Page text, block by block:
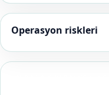
Operasyon riskleri